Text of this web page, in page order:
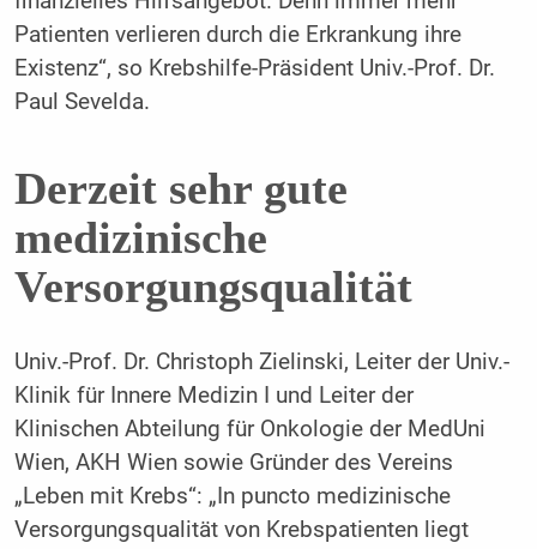
Patienten verlieren durch die Erkrankung ihre
Existenz“, so Krebshilfe-Präsident Univ.-Prof. Dr.
Paul Sevelda.
Derzeit sehr gute
medizinische
Versorgungsqualität
Univ.-Prof. Dr. Christoph Zielinski, Leiter der Univ.-
Klinik für Innere Medizin I und Leiter der
Klinischen Abteilung für Onkologie der MedUni
Wien, AKH Wien sowie Gründer des Vereins
„Leben mit Krebs“: „In puncto medizinische
Versorgungsqualität von Krebspatienten liegt